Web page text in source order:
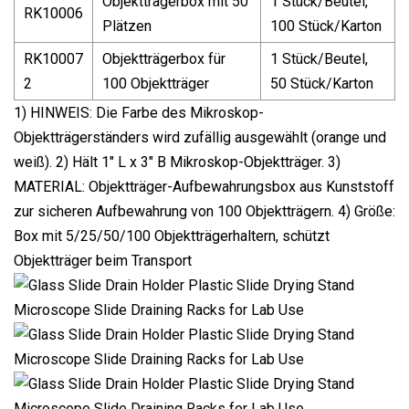
RK10006
Plätzen
100 Stück/Karton
RK10007
2
Objektträgerbox für
100 Objektträger
1 Stück/Beutel,
50 Stück/Karton
1) HINWEIS: Die Farbe des Mikroskop-
Objektträgerständers wird zufällig ausgewählt (orange und
weiß). 2) Hält 1" L x 3" B Mikroskop-Objektträger. 3)
MATERIAL: Objektträger-Aufbewahrungsbox aus Kunststoff
zur sicheren Aufbewahrung von 100 Objektträgern. 4) Größe:
Box mit 5/25/50/100 Objektträgerhaltern, schützt
Objektträger beim Transport